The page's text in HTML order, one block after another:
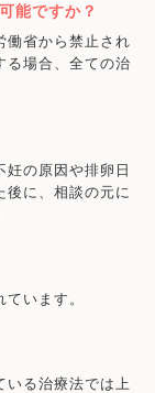
能ですか？
働省から禁止され
る場合、全ての治
の原因や排卵日
後に、相談の元に
います。
いる治療法では上